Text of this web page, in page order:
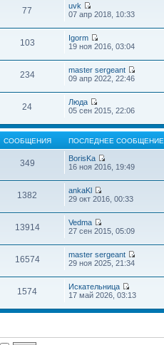
77
uvk
07 апр 2018, 10:33
103
Igorm
19 ноя 2016, 03:04
234
master sergeant
09 апр 2022, 22:46
24
Люда
05 сен 2015, 22:06
СООБЩЕНИЯ ПОСЛЕДНЕЕ СООБЩЕНИЕ
349
BorisKa
16 ноя 2016, 19:49
1382
ankaKl
29 окт 2016, 00:33
13914
Vedma
27 сен 2015, 05:09
16574
master sergeant
29 ноя 2025, 21:34
1574
Искательница
17 май 2026, 03:13